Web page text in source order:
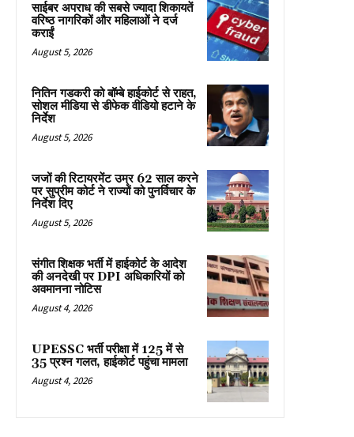
साईबर अपराध की सबसे ज्यादा शिकायतें
वरिष्ठ नागरिकों और महिलाओं ने दर्ज
कराईं
August 5, 2026
नितिन गडकरी को बॉम्बे हाईकोर्ट से राहत,
सोशल मीडिया से डीफेक वीडियो हटाने के
निर्देश
August 5, 2026
जजों की रिटायरमेंट उम्र 62 साल करने
पर सुप्रीम कोर्ट ने राज्यों को पुनर्विचार के
निर्देश दिए
August 5, 2026
संगीत शिक्षक भर्ती में हाईकोर्ट के आदेश
की अनदेखी पर DPI अधिकारियों को
अवमानना नोटिस
August 4, 2026
UPESSC भर्ती परीक्षा में 125 में से
35 प्रश्न गलत, हाईकोर्ट पहुंचा मामला
August 4, 2026